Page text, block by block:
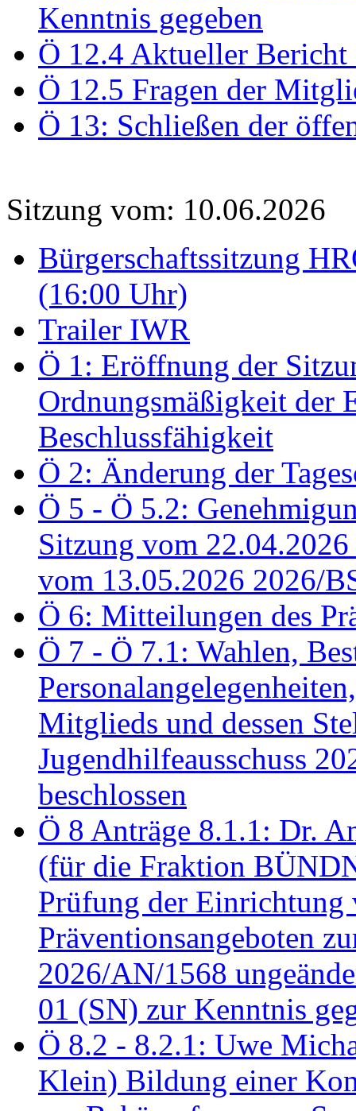
Kenntnis gegeben
Ö 12.4 Aktueller Bericht
Ö 12.5 Fragen der
Ö 13: Schließen der
Sitzung vom: 10.06.2026
Bürgerschaftssitzung
(16:00 Uhr)
Trailer IWR
Ö 1: Eröffnung der
Ordnungsmäßigkeit der
Beschlussfähigkeit
Ö 2: Änderung der
Ö 5 - Ö 5.2:
Sitzung vom
vom 13.05.2026 2026/
Ö 6: Mitteilungen des
Ö 7 - Ö 7.1: Wahlen,
Mitglieds und dessen
Jugendhilfeausschuss
beschlossen
Ö 8 Anträge 8.1.1: Dr.
(für die Fraktion
Prüfung der Einrichtung
Präventionsangeboten
2026/AN/1568
01 (SN) zur Kenntnis
Ö 8.2 - 8.2.1: Uwe
Klein) Bildung einer